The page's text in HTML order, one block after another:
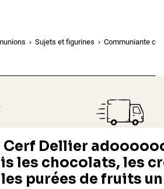
Sujets et figurines Communiante
Offerte dès 69 € en point